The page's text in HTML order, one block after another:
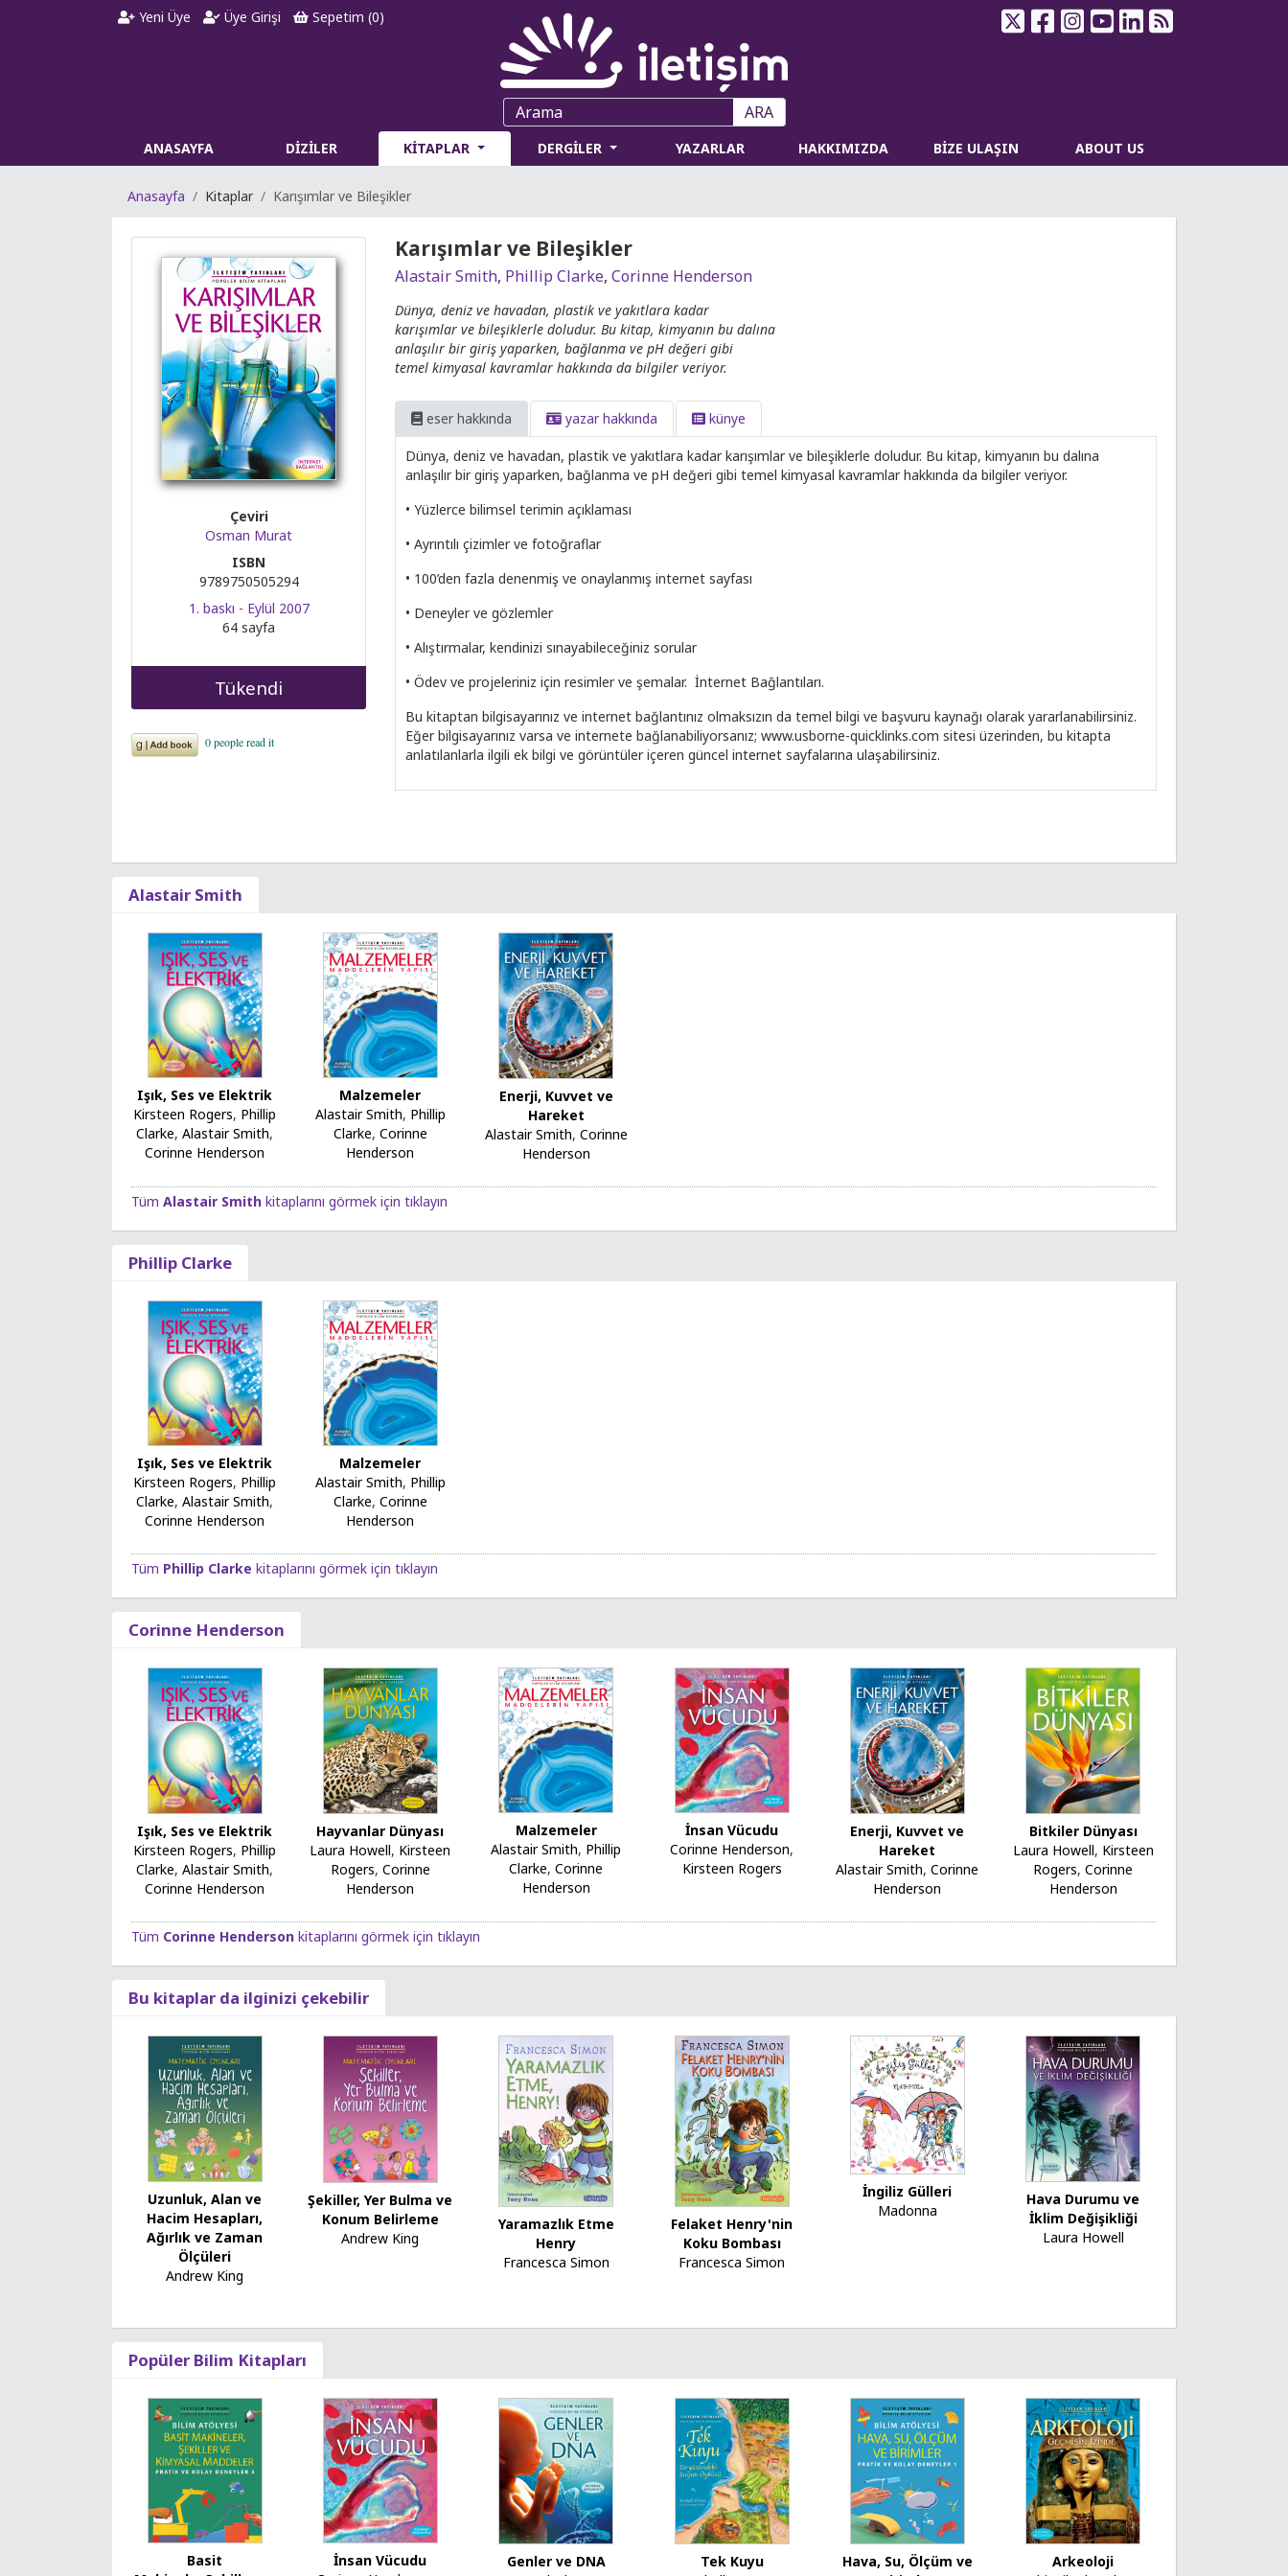
Yeni Üye Üye Girişi Sepetim (0)
ARA
ANASAYFA DİZİLER KİTAPLAR DERGİLER YAZARLAR HAKKIMIZDA BİZE ULAŞIN ABOUT US
Anasayfa Kitaplar Karışımlar ve Bileşikler
Çeviri
Osman Murat
ISBN
9789750505294
1. baskı - Eylül 2007
64 sayfa
Tükendi
Karışımlar ve Bileşikler
Alastair Smith, Phillip Clarke, Corinne Henderson
Dünya, deniz ve havadan, plastik ve yakıtlara kadar
karışımlar ve bileşiklerle doludur. Bu kitap, kimyanın bu dalına
anlaşılır bir giriş yaparken, bağlanma ve pH değeri gibi
temel kimyasal kavramlar hakkında da bilgiler veriyor.
eser hakkında yazar hakkında künye
Dünya, deniz ve havadan, plastik ve yakıtlara kadar karışımlar ve bileşiklerle doludur. Bu kitap, kimyanın bu dalına
anlaşılır bir giriş yaparken, bağlanma ve pH değeri gibi temel kimyasal kavramlar hakkında da bilgiler veriyor.
• Yüzlerce bilimsel terimin açıklaması
• Ayrıntılı çizimler ve fotoğraflar
• 100’den fazla denenmiş ve onaylanmış internet sayfası
• Deneyler ve gözlemler
• Alıştırmalar, kendinizi sınayabileceğiniz sorular
• Ödev ve projeleriniz için resimler ve şemalar. İnternet Bağlantıları.
Bu kitaptan bilgisayarınız ve internet bağlantınız olmaksızın da temel bilgi ve başvuru kaynağı olarak yararlanabilirsiniz.
Eğer bilgisayarınız varsa ve internete bağlanabiliyorsanız; www.usborne-quicklinks.com sitesi üzerinden, bu kitapta
anlatılanlarla ilgili ek bilgi ve görüntüler içeren güncel internet sayfalarına ulaşabilirsiniz.
Alastair Smith
Işık, Ses ve Elektrik
Kirsteen Rogers, Phillip
Clarke,Alastair Smith,
Corinne Henderson
Malzemeler
Alastair Smith, Phillip
Clarke, Corinne
Henderson
Enerji, Kuvvet ve
Hareket
Alastair Smith, Corinne
Henderson
Tüm Alastair Smith kitaplarını görmek için tıklayın
Phillip Clarke
Işık, Ses ve Elektrik
Kirsteen Rogers, Phillip
Clarke,Alastair Smith,
Corinne Henderson
Malzemeler
Alastair Smith, Phillip
Clarke, Corinne
Henderson
Tüm Phillip Clarke kitaplarını görmek için tıklayın
Corinne Henderson
Işık, Ses ve Elektrik
Kirsteen Rogers, Phillip
Clarke,Alastair Smith,
Corinne Henderson
Hayvanlar Dünyası
Laura Howell, Kirsteen
Rogers, Corinne
Henderson
Malzemeler
Alastair Smith, Phillip
Clarke,Corinne
Henderson
İnsan Vücudu
Corinne Henderson,
Kirsteen Rogers
Enerji, Kuvvet ve
Hareket
Alastair Smith,Corinne
Henderson
Bitkiler Dünyası
Laura Howell, Kirsteen
Rogers,Corinne
Henderson
Tüm Corinne Henderson kitaplarını görmek için tıklayın
Bu kitaplar da ilginizi çekebilir
Uzunluk, Alan ve
Hacim Hesapları,
Ağırlık ve Zaman
Ölçüleri
Andrew King
Şekiller, Yer Bulma ve
Konum Belirleme
Andrew King
Yaramazlık Etme
Henry
Francesca Simon
Felaket Henry'nin
Koku Bombası
Francesca Simon
İngiliz Gülleri
Madonna
Hava Durumu ve
İklim Değişikliği
Laura Howell
Popüler Bilim Kitapları
Basit
İnsan Vücudu
Genler ve DNA
Tek Kuyu
Hava, Su, Ölçüm ve
Arkeoloji